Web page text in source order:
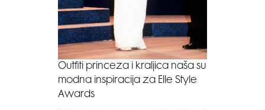
Outfiti princeza i kraljica naša su
modna inspiracija za Elle Style
Awards